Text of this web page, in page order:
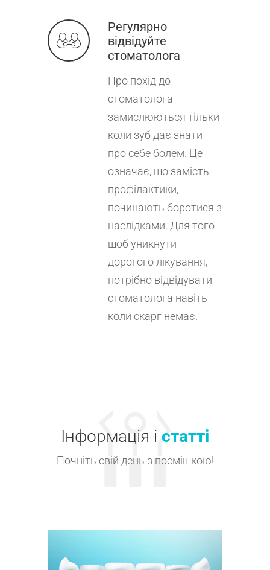
Регулярно
відвідуйте
стоматолога
Про похід до
стоматолога
замислюються тільки
коли зуб дає знати
про себе болем. Це
означає, що замість
профілактики,
починають боротися з
наслідками. Для того
щоб уникнути
дорогого лікування,
потрібно відвідувати
стоматолога навіть
коли скарг немає.
Інформація і статті
Почніть свій день з посмішкою!